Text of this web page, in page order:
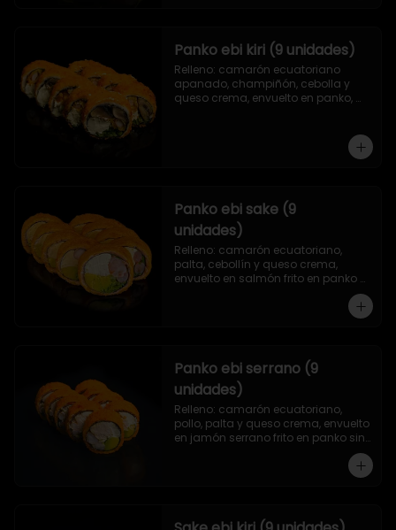
Panko ebi kiri (9 unidades)
Relleno: camarón ecuatoriano
apanado, champiñón, cebolla y
queso crema, envuelto en panko,
Panko ebi sake (9
unidades)
Relleno: camarón ecuatoriano,
palta, cebollín y queso crema,
envuelto en salmón frito en panko
Panko ebi serrano (9
unidades)
Relleno: camarón ecuatoriano,
pollo, palta y queso crema, envuelto
en jamón serrano frito en panko sin